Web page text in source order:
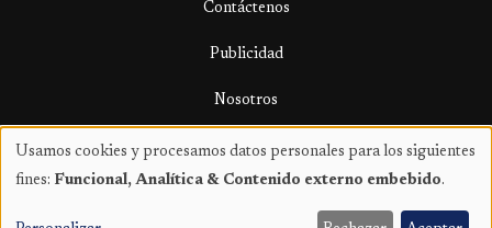
Contáctenos
Publicidad
Nosotros
Términos y condiciones
Uso
Usamos cookies y procesamos datos personales para los siguientes
fines: Funcional, Analítica & Contenido externo embebido.